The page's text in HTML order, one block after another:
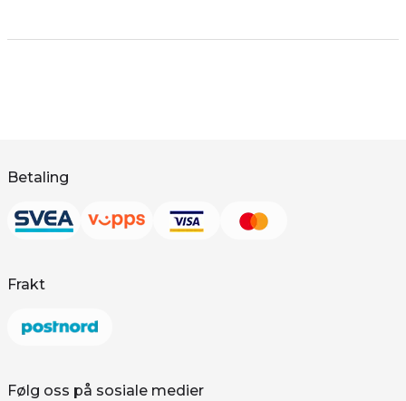
Betaling
Frakt
Følg oss på sosiale medier